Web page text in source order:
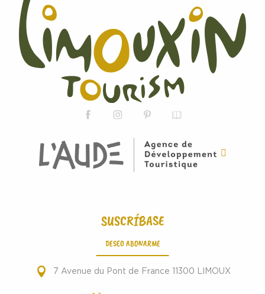
SUSCRÍBASE
DESEO ABONARME
7 Avenue du Pont de France 11300 LIMOUX